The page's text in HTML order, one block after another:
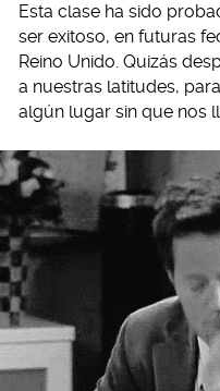
Esta clase ha sido
ser exitoso, en futuras
Reino Unido. Quizás
a nuestras latitudes,
algún lugar sin que nos